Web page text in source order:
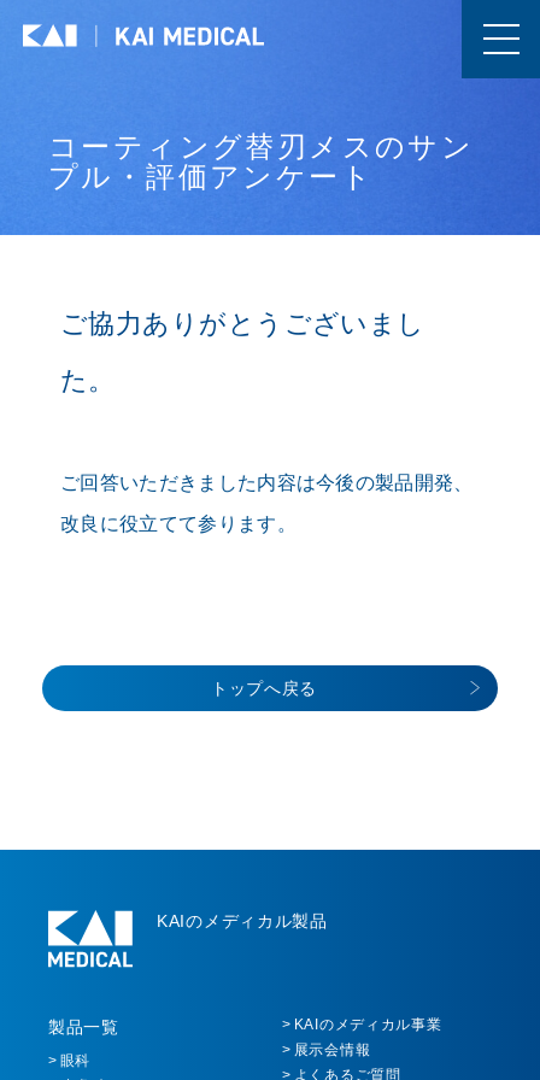
コーティング替刃メスのサン
プル・評価アンケート
ご協力ありがとうございまし
た。
ご回答いただきました内容は今後の製品開発、
改良に役立てて参ります。
トップへ戻る
KAIのメディカル製品
製品一覧
眼科
KAIのメディカル事業
展示会情報
よくあるご質問